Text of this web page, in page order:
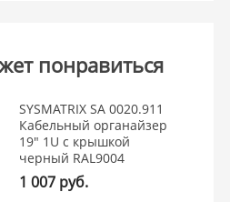
понравиться
SYSMATRIX SA 0020.911
Кабельный органайзер
19" 1U с крышкой
черный RAL9004
1 007 руб.